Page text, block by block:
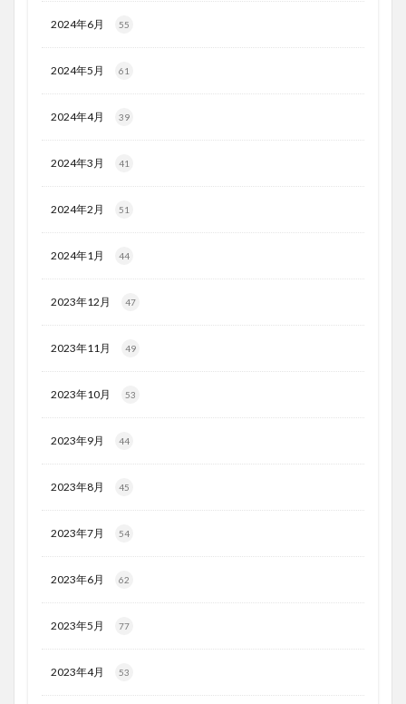
2024年6月 55
2024年5月 61
2024年4月 39
2024年3月 41
2024年2月 51
2024年1月 44
2023年12月 47
2023年11月 49
2023年10月 53
2023年9月 44
2023年8月 45
2023年7月 54
2023年6月 62
2023年5月 77
2023年4月 53